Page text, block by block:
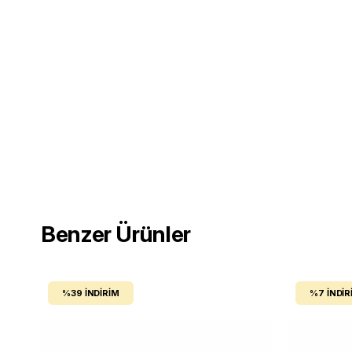
Benzer Ürünler
%39 İNDIRIM %7